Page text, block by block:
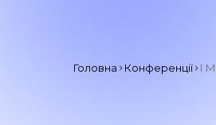
Головна Конференції І